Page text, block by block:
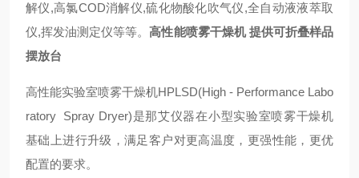
解仪,高氯COD消解仪,硫化物酸化吹气仪,全自动液液萃取
仪,挥发油测定仪等等。高性能喷雾干燥机 提供可折叠样品
摆放台
高性能实验室喷雾干燥机HPLSD(High - Performance Labo
ratory Spray Dryer)是那艾仪器在小型实验室喷雾干燥机
基础上进行升级，满足客户对更高温度，更强性能，更优
配置的要求。